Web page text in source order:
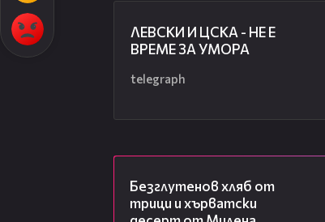
ЛЕВСКИ И ЦСКА - НЕ Е
ВРЕМЕ ЗА УМОРА
telegraph
Безглутенов хляб от
трици и хърватски